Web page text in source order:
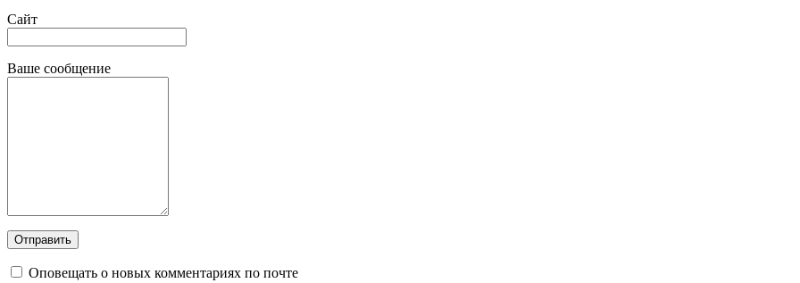
Сайт
Ваше сообщение
Оповещать о новых комментариях по почте